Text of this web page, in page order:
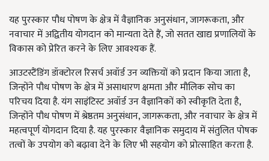
यह पुरस्कार पौध पोषण के क्षेत्र में वैज्ञानिक अनुसंधान,जागरूकता,और
नवाचार में अद्वितीय योगदान को मान्यता देते हैं,जो सतत खाद्य प्रणालियों के
विकास को प्रेरित करने के लिए आवश्यक हैं.
आउटस्टैंडिंग डॉक्टोरल रिसर्च अवॉर्ड उन व्यक्तियों को प्रदान किया जाता है,
जिन्होंने पौध पोषण के क्षेत्र में असाधारण क्षमता और मौलिक सोच का
परिचय दिया है. यंग साइंटिस्ट अवॉर्ड उन वैज्ञानिकों को स्वीकृति देता है,
जिन्होंने पौध पोषण में श्रेष्ठतम अनुसंधान,जागरूकता,और नवाचार के क्षेत्र में
महत्वपूर्ण योगदान दिया है. यह पुरस्कार वैज्ञानिक समुदाय में संतुलित पोषक
तत्वों के उपयोग को बढ़ावा देने के लिए भी सहयोग को प्रोत्साहित करता है.